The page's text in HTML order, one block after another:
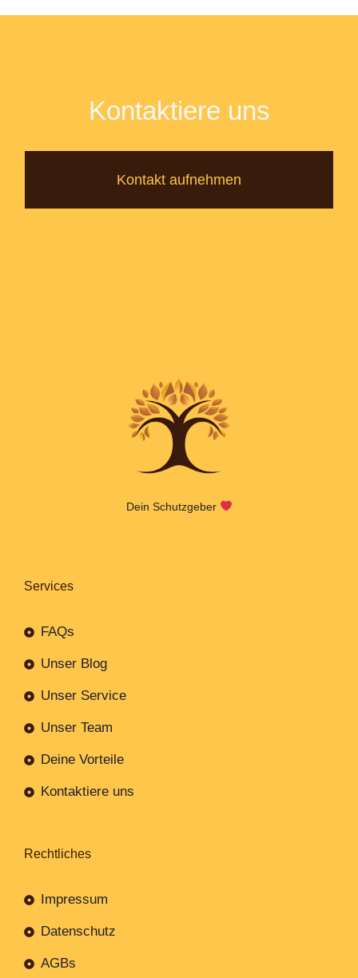
Kontaktiere uns
Kontakt aufnehmen
Dein Schutzgeber
Services
FAQs
Unser Blog
Unser Service
Unser Team
Deine Vorteile
Kontaktiere uns
Rechtliches
Impressum
Datenschutz
AGBs